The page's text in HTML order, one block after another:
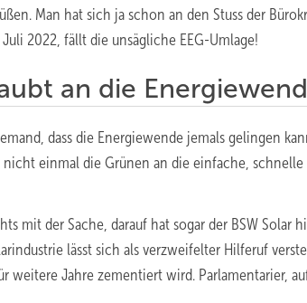
Man hat sich ja schon an den Stuss der
2022, fällt die unsägliche EEG-Umlage!
an die
dass die Energiewende jemals gelingen
einmal die Grünen an die einfache,
mit der Sache, darauf hat sogar der BSW Solar
lässt sich als verzweifelter Hilferuf
weitere Jahre zementiert wird. Parlamentarier,